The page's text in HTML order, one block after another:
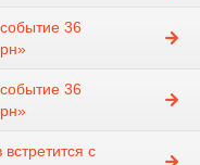
36
36
с